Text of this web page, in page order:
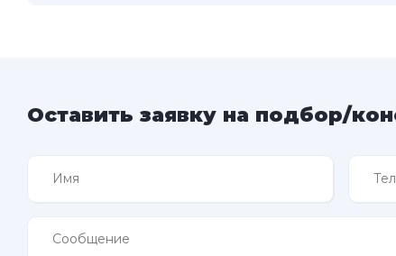
Оставить заявку на подбор/